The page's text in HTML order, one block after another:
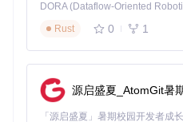
故障排除决策树：快速
即使使用自动化工具，配置过
树可帮助你快速定位并解决常见
引导失败
Rust
0 1
源启盛夏_AtomGit暑